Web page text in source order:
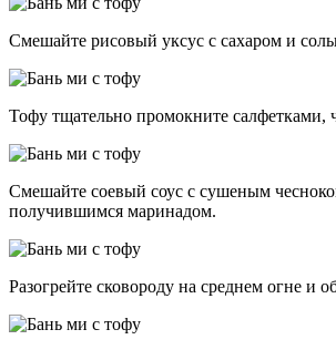
Смешайте рисовый уксус с сахаром и
Тофу тщательно промокните
Смешайте соевый соус с сушеным
получившимся маринадом.
Разогрейте сковороду на среднем огне и